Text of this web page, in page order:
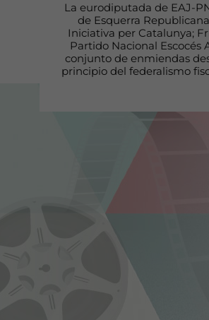
La eurodiputada de EAJ-
de Esquerra
Iniciativa per Catalunya;
Partido Nacional
conjunto de enmiendas
principio del federalismo